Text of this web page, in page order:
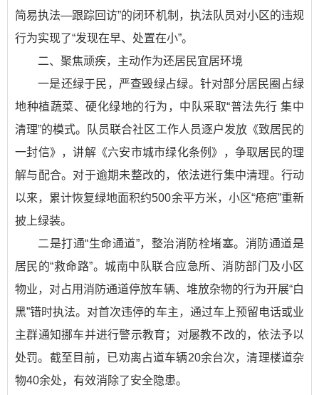
简易执法—跟踪回访”的闭环机制，执法队员对小区的违规
行为实现了“发现在早、处置在小”。
二、聚焦顽疾，主动作为还居民宜居环境
一是还绿于民，严查毁绿占绿。针对部分居民圈占绿
地种植蔬菜、硬化绿地的行为，中队采取“普法先行 集中
清理”的模式。队员联合社区工作人员逐户发放《致居民的
一封信》，讲解《六安市城市绿化条例》，争取居民的理
解与配合。对于逾期未整改的，依法进行集中清理。行动
以来，累计恢复绿地面积约500余平方米，小区“疮疤”重新
披上绿装。
二是打通“生命通道”，整治消防栓堵塞。消防通道是
居民的“救命路”。城南中队联合应急所、消防部门及小区
物业，对占用消防通道停放车辆、堆放杂物的行为开展“白
黑”错时执法。对首次违停的车主，通过车上预留电话或业
主群通知挪车并进行警示教育；对屡教不改的，依法予以
处罚。截至目前，已劝离占道车辆20余台次，清理楼道杂
物40余处，有效消除了安全隐患。